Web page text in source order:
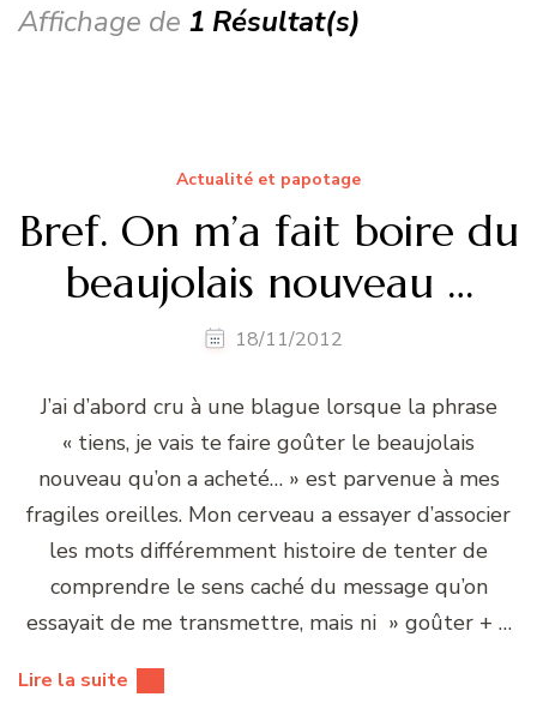
Affichage de 1 Résultat(s)
Actualité et papotage
Bref. On m’a fait boire du
beaujolais nouveau …
18/11/2012
J’ai d’abord cru à une blague lorsque la phrase
« tiens, je vais te faire goûter le beaujolais
nouveau qu’on a acheté… » est parvenue à mes
fragiles oreilles. Mon cerveau a essayer d’associer
les mots différemment histoire de tenter de
comprendre le sens caché du message qu’on
essayait de me transmettre, mais ni » goûter + …
Lire la suite